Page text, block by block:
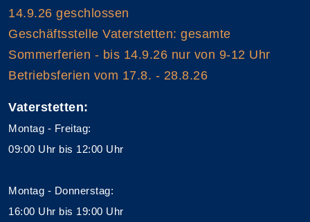
14.9.26 geschlossen
Geschäftsstelle Vaterstetten: gesamte
Sommerferien - bis 14.9.26 nur von 9-12 Uhr
Betriebsferien vom 17.8. - 28.8.26
Vaterstetten:
Montag - Freitag:
09:00 Uhr bis 12:00 Uhr
Montag - Donnerstag:
16:00 Uhr bis 19:00 Uhr